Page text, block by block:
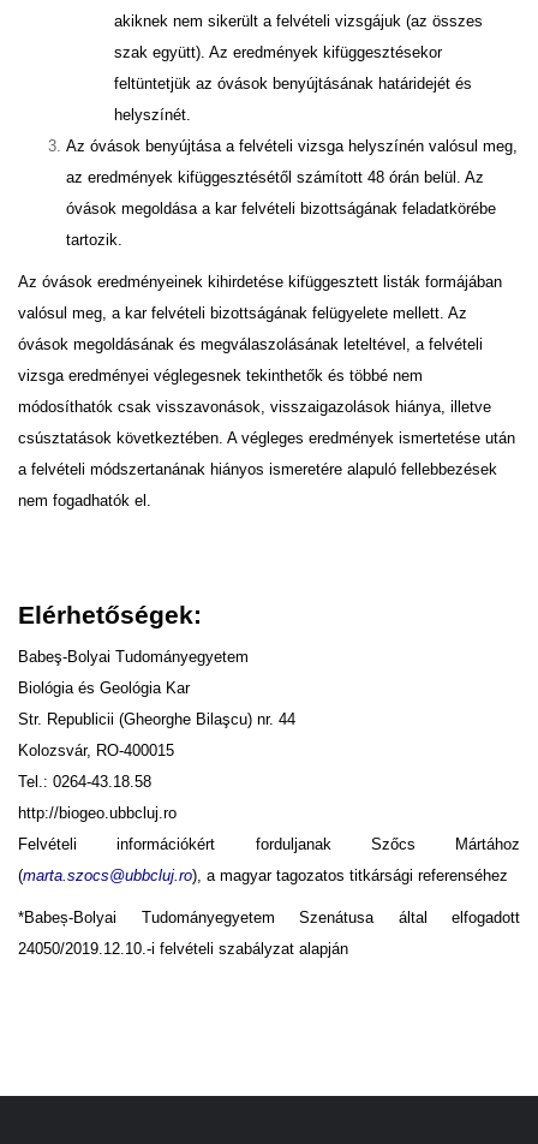
akiknek nem sikerült a felvételi vizsgájuk (az összes
szak együtt). Az eredmények kifüggesztésekor
feltüntetjük az óvások benyújtásának határidejét és
helyszínét.
Az óvások benyújtása a felvételi vizsga helyszínén valósul meg,
az eredmények kifüggesztésétől számított 48 órán belül. Az
óvások megoldása a kar felvételi bizottságának feladatkörébe
tartozik.
Az óvások eredményeinek kihirdetése kifüggesztett listák formájában
valósul meg, a kar felvételi bizottságának felügyelete mellett. Az
óvások megoldásának és megválaszolásának leteltével, a felvételi
vizsga eredményei véglegesnek tekinthetők és többé nem
módosíthatók csak visszavonások, visszaigazolások hiánya, illetve
csúsztatások következtében. A végleges eredmények ismertetése után
a felvételi módszertanának hiányos ismeretére alapuló fellebbezések
nem fogadhatók el.
Elérhetőségek:
Babeş-Bolyai Tudományegyetem
Biológia és Geológia Kar
Str. Republicii (Gheorghe Bilaşcu) nr. 44
Kolozsvár, RO-400015
Tel.: 0264-43.18.58
http://biogeo.ubbcluj.ro
Felvételi információkért forduljanak Szőcs Mártához
(marta.szocs@ubbcluj.ro), a magyar tagozatos titkársági referenséhez
*Babeș-Bolyai Tudományegyetem Szenátusa által elfogadott
24050/2019.12.10.-i felvételi szabályzat alapján